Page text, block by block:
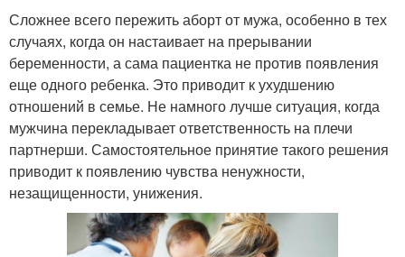
Сложнее всего пережить аборт от мужа, особенно в тех
случаях, когда он настаивает на прерывании
беременности, а сама пациентка не против появления
еще одного ребенка. Это приводит к ухудшению
отношений в семье. Не намного лучше ситуация, когда
мужчина перекладывает ответственность на плечи
партнерши. Самостоятельное принятие такого решения
приводит к появлению чувства ненужности,
незащищенности, унижения.